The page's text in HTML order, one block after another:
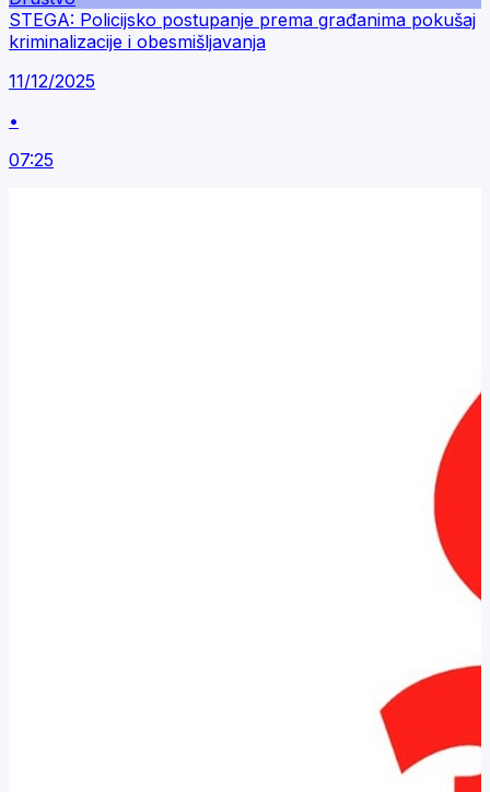
STEGA: Policijsko postupanje prema građanima pokušaj
kriminalizacije i obesmišljavanja
11/12/2025
•
07:25